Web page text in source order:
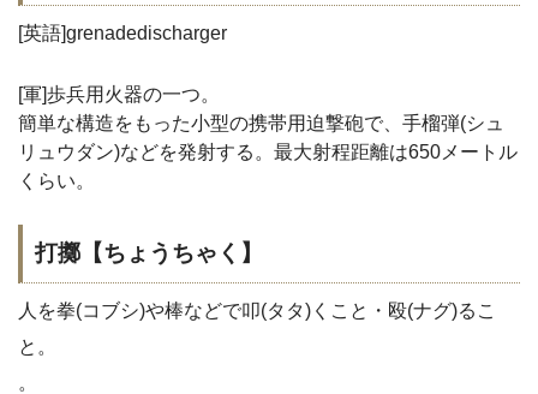
[英語]grenadedischarger
[軍]歩兵用火器の一つ。
簡単な構造をもった小型の携帯用迫撃砲で、手榴弾(シュ
リュウダン)などを発射する。最大射程距離は650メートル
くらい。
打擲【ちょうちゃく】
人を拳(コブシ)や棒などで叩(タタ)くこと・殴(ナグ)るこ
と。
。